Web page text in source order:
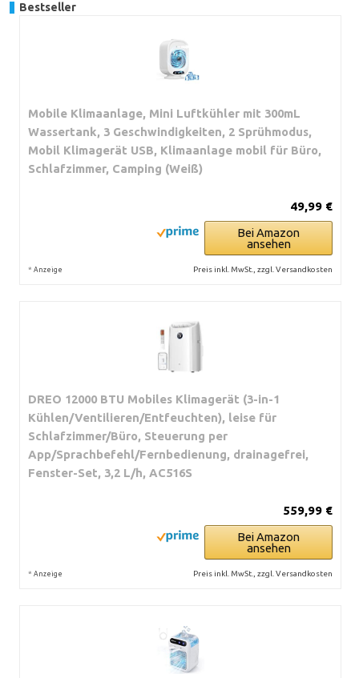
Bestseller
Mobile Klimaanlage, Mini Luftkühler mit 300mL
Wassertank, 3 Geschwindigkeiten, 2 Sprühmodus,
Mobil Klimagerät USB, Klimaanlage mobil für Büro,
Schlafzimmer, Camping (Weiß)
49,99 €
Bei Amazon
ansehen
* Anzeige Preis inkl. MwSt., zzgl. Versandkosten
DREO 12000 BTU Mobiles Klimagerät (3-in-1
Kühlen/Ventilieren/Entfeuchten), leise für
Schlafzimmer/Büro, Steuerung per
App/Sprachbefehl/Fernbedienung, drainagefrei,
Fenster-Set, 3,2 L/h, AC516S
559,99 €
Bei Amazon
ansehen
* Anzeige Preis inkl. MwSt., zzgl. Versandkosten